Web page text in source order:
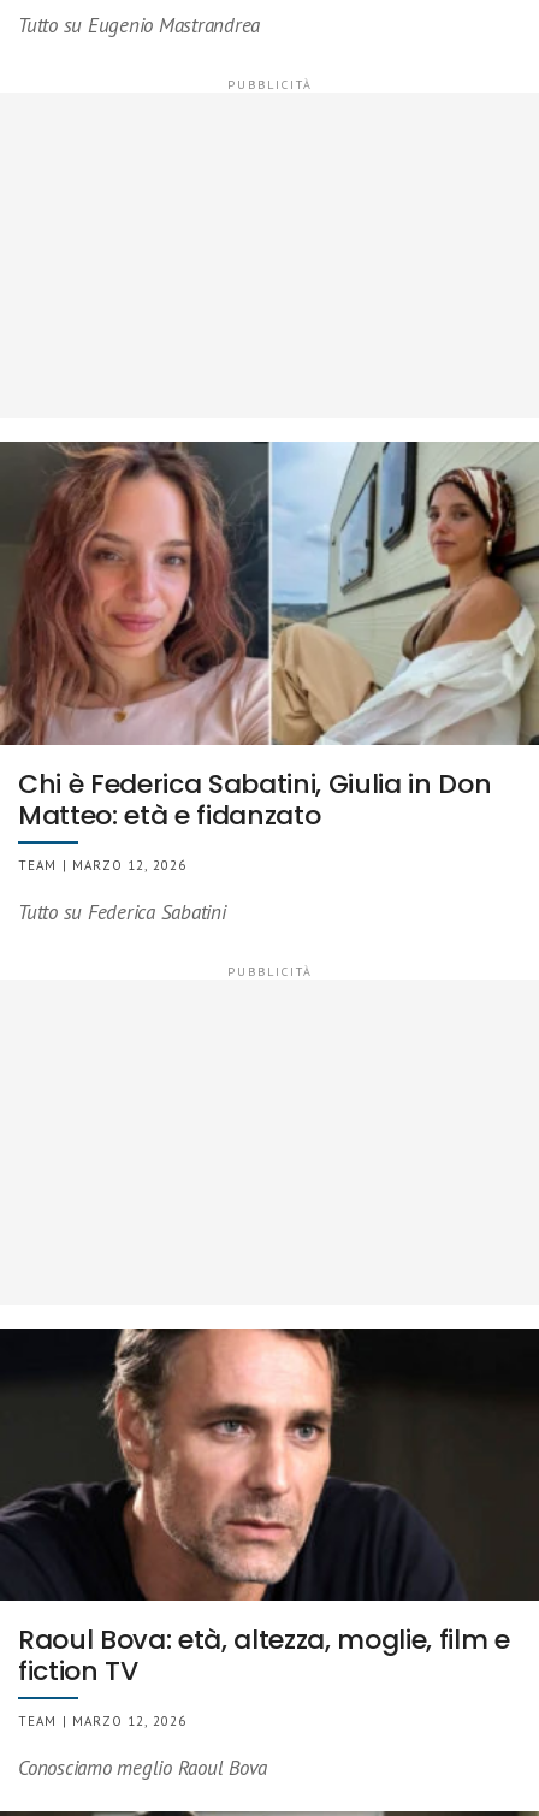
Tutto su Eugenio Mastrandrea
Chi è Federica Sabatini, Giulia in Don
Matteo: età e fidanzato
TEAM | MARZO 12, 2026
Tutto su Federica Sabatini
Raoul Bova: età, altezza, moglie, film e
fiction TV
TEAM | MARZO 12, 2026
Conosciamo meglio Raoul Bova